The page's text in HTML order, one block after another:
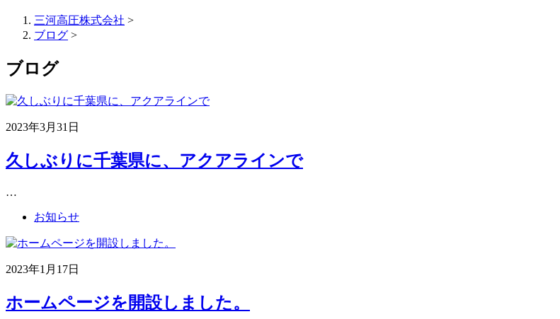
三河高圧株式会社 >
ブログ >
ブログ
2023年3月31日
久しぶりに千葉県に、アクアラインで
…
お知らせ
2023年1月17日
ホームページを開設しました。